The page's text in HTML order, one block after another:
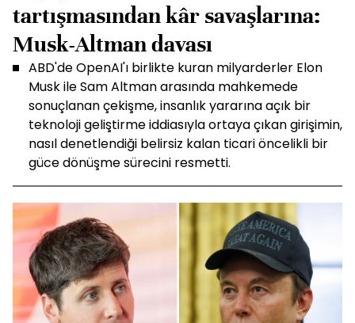
tartışmasından kâr savaşlarına:
Musk-Altman davası
ABD'de OpenAI'ı birlikte kuran milyarderler Elon
Musk ile Sam Altman arasında mahkemede
sonuçlanan çekişme, insanlık yararına açık bir
teknoloji geliştirme iddiasıyla ortaya çıkan girişimin,
nasıl denetlendiği belirsiz kalan ticari öncelikli bir
güce dönüşme sürecini resmetti.